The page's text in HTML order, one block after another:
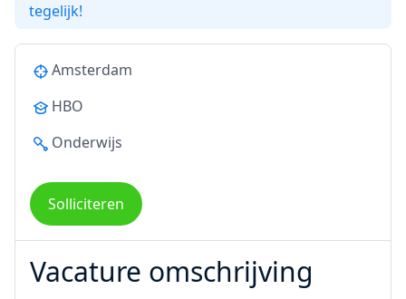
tegelijk!
Amsterdam
HBO
Onderwijs
Solliciteren
Vacature omschrijving